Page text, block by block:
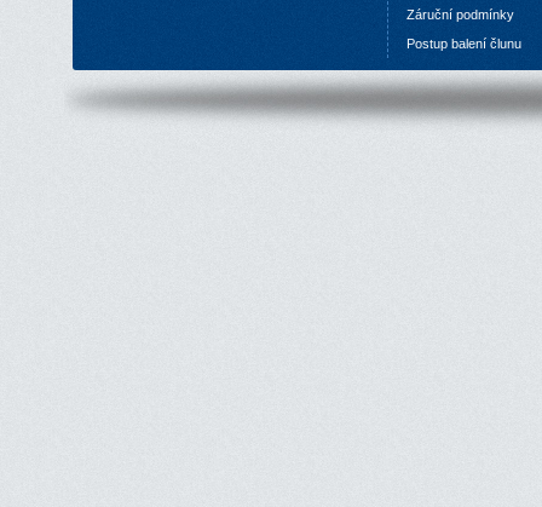
Záruční podmínky
Postup balení člunu